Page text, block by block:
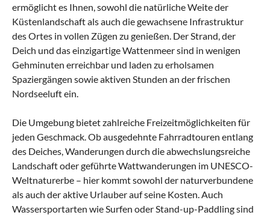
ermöglicht es Ihnen, sowohl die natürliche Weite der
Küstenlandschaft als auch die gewachsene Infrastruktur
des Ortes in vollen Zügen zu genießen. Der Strand, der
Deich und das einzigartige Wattenmeer sind in wenigen
Gehminuten erreichbar und laden zu erholsamen
Spaziergängen sowie aktiven Stunden an der frischen
Nordseeluft ein.
Die Umgebung bietet zahlreiche Freizeitmöglichkeiten für
jeden Geschmack. Ob ausgedehnte Fahrradtouren entlang
des Deiches, Wanderungen durch die abwechslungsreiche
Landschaft oder geführte Wattwanderungen im UNESCO-
Weltnaturerbe – hier kommt sowohl der naturverbundene
als auch der aktive Urlauber auf seine Kosten. Auch
Wassersportarten wie Surfen oder Stand-up-Paddling sind